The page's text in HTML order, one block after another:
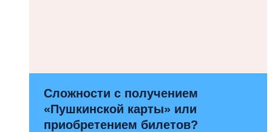
Сложности с получением
«Пушкинской карты» или
приобретением билетов?